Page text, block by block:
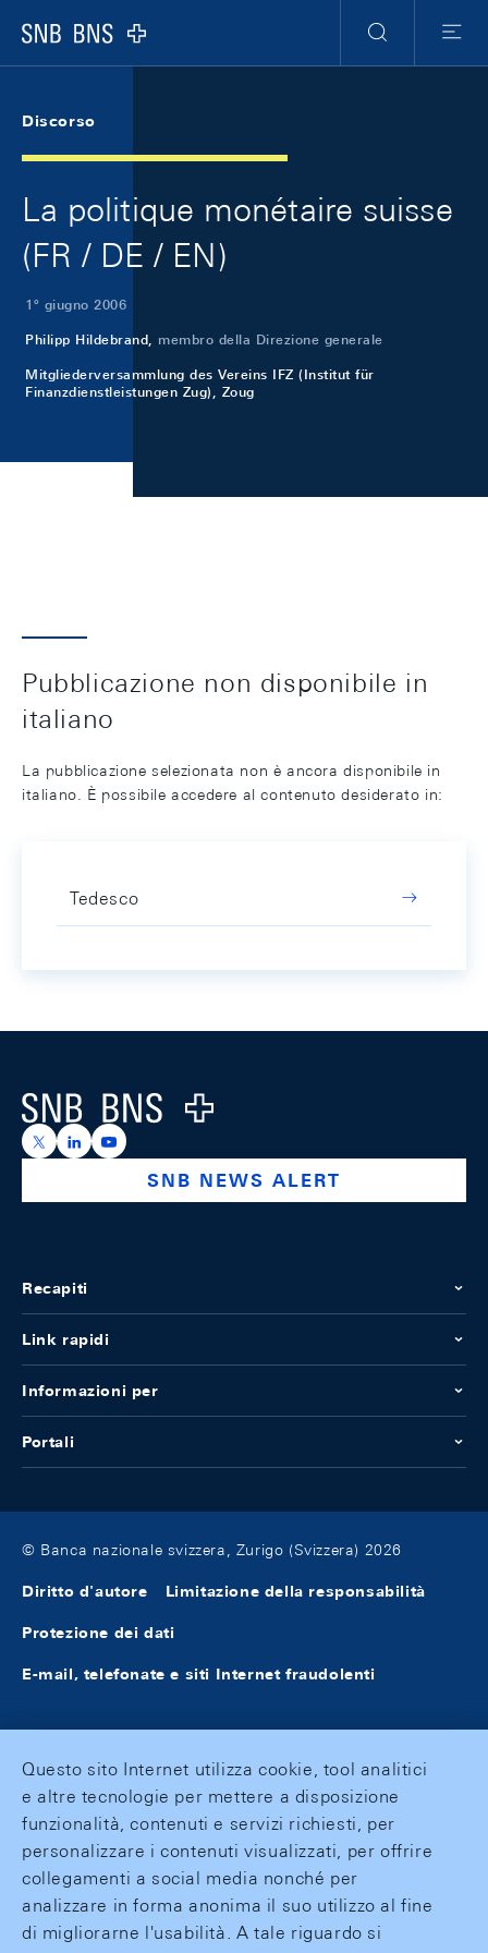
Logo
Ricerca
Menu
Discorso
La politique monétaire suisse
(FR / DE / EN)
1º giugno 2006
Philipp Hildebrand, membro della Direzione generale
Mitgliederversammlung des Vereins IFZ (Institut für
Finanzdienstleistungen Zug), Zoug
Pubblicazione non disponibile in
italiano
La pubblicazione selezionata non è ancora disponibile in
italiano. È possibile accedere al contenuto desiderato in:
Tedesco
Logo
https://x.com/snb_bns
https://ch.linkedin.com/company/swiss-national-
https://www.youtube.com/@swissnationalbank
SNB NEWS ALERT
Recapiti
Link rapidi
Informazioni per
Portali
© Banca nazionale svizzera, Zurigo (Svizzera) 2026
Diritto d'autore Limitazione della responsabilità
Protezione dei dati
E-mail, telefonate e siti Internet fraudolenti
Questo sito Internet utilizza cookie, tool analitici
e altre tecnologie per mettere a disposizione
funzionalità, contenuti e servizi richiesti, per
personalizzare i contenuti visualizzati, per offrire
collegamenti a social media nonché per
analizzare in forma anonima il suo utilizzo al fine
di migliorarne l'usabilità. A tale riguardo si